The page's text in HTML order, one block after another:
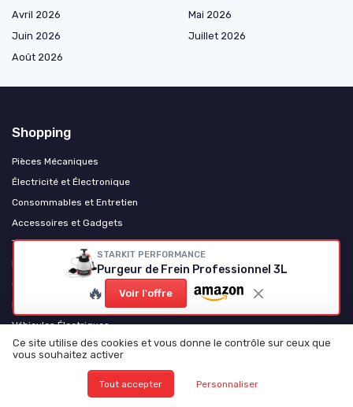
STARKIT PERFORMANCE
Purgeur de Frein Professionnel 3L
🔥 Voir l'offre
Avril 2026
Mai 2026
Juin 2026
Juillet 2026
Août 2026
Shopping
Pièces Mécaniques
Électricité et Électronique
Consommables et Entretien
Accessoires et Gadgets
Tuning et Personnalisation
Motos et Scooters
Camping-Cars et Vans Aménagés
Poids Lourds et Utilitaires
Véhicules Électriques
Levage et équipement d'atelier
Ce site utilise des cookies et vous donne le contrôle sur ceux que
vous souhaitez activer
Tout accepter Personnaliser